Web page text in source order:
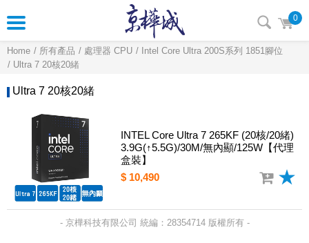
0
Home 所有產品 處理器 CPU
Intel Core Ultra 200S系列 1851腳位
Ultra 7 20核20緒
Ultra 7 20核20緒
INTEL Core Ultra 7 265KF (20核/20緒)
3.9G(↑5.5G)/30M/無內顯/125W【代理
盒裝】
$ 10,490
- 京樺科技有限公司 統編：28354714 版權所有 -